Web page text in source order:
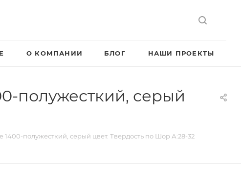
О КОМПАНИИ БЛОГ НАШИ ПРОЕКТЫ
полужесткий, серый
1400-полужесткий, серый цвет. Твердость по Шор А:28-32